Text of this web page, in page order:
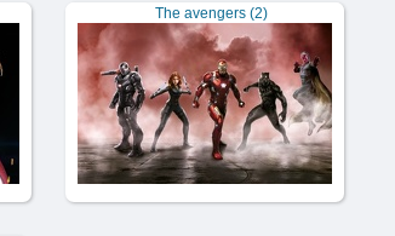
The avengers (2)